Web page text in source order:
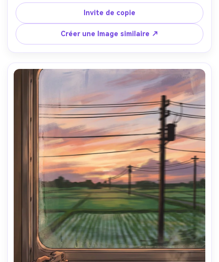
cheminée se recourbant dans un ciel violet, ombrage
peintre doux, fond détaillé avec un silence hivernal
tranquille, encadrement cinématographique, objectif 85
mm, profondeur de champ peu profonde-AR 4:5
Invite de copie
Créer une Image similaire ↗